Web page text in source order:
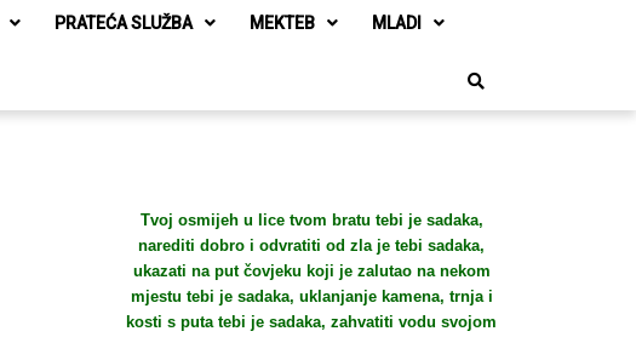
PRATEĆA SLUŽBA MEKTEB MLADI
Tvoj osmijeh u lice tvom bratu tebi je sadaka,
narediti dobro i odvratiti od zla je tebi sadaka,
ukazati na put čovjeku koji je zalutao na nekom
mjestu tebi je sadaka, uklanjanje kamena, trnja i
kosti s puta tebi je sadaka, zahvatiti vodu svojom